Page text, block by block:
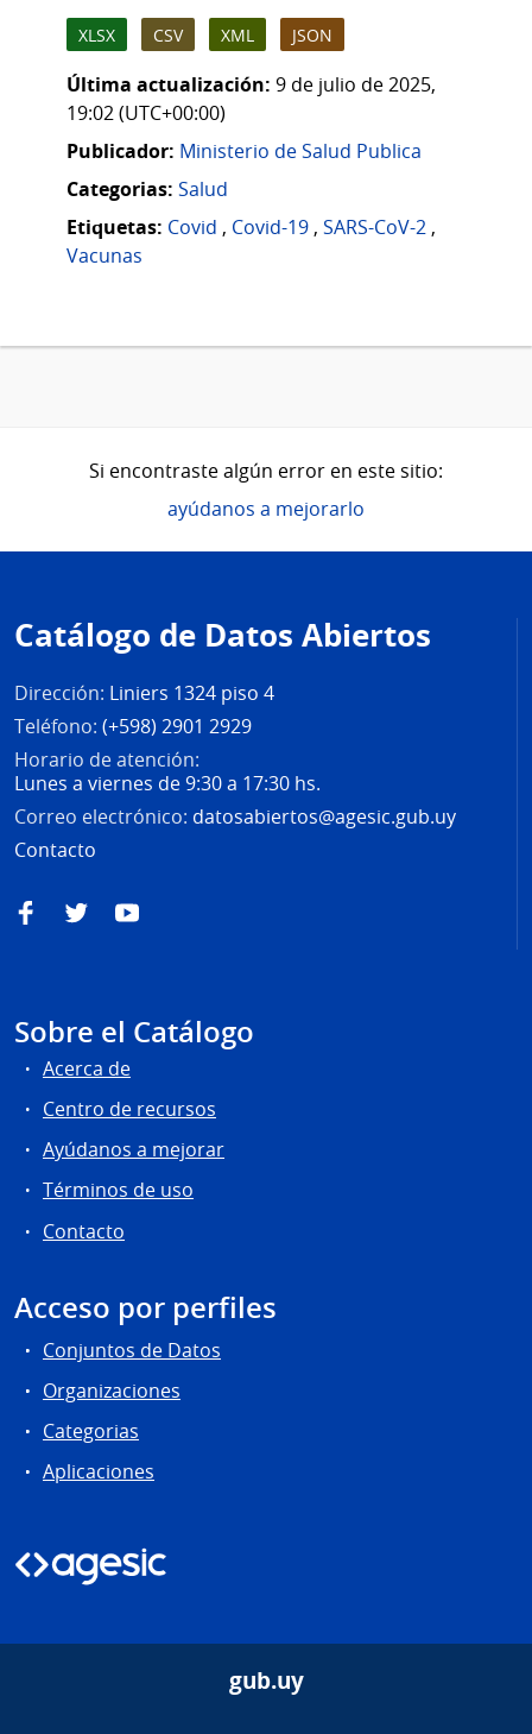
XLSX CSV XML JSON
Última actualización: 9 de julio de 2025,
19:02 (UTC+00:00)
Publicador: Ministerio de Salud Publica
Categorias: Salud
Etiquetas: Covid , Covid-19 , SARS-CoV-2 ,
Vacunas
Si encontraste algún error en este sitio:
ayúdanos a mejorarlo
de
página
Catálogo de Datos Abiertos
Dirección: Liniers 1324 piso 4
Teléfono: (+598) 2901 2929
Horario de atención:
Lunes a viernes de 9:30 a 17:30 hs.
Correo electrónico: datosabiertos@agesic.gub.uy
Contacto
FacebookTwitterYouTube
Sobre el Catálogo
Acerca de
Centro de recursos
Ayúdanos a mejorar
Términos de uso
Contacto
Acceso por perfiles
Conjuntos de Datos
Organizaciones
Categorias
Aplicaciones
gub.uy